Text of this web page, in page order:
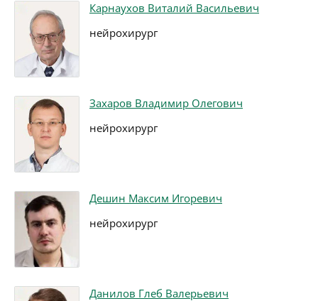
Карнаухов Виталий Васильевич
нейрохирург
Захаров Владимир Олегович
нейрохирург
Дешин Максим Игоревич
нейрохирург
Данилов Глеб Валерьевич